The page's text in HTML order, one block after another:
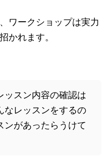
ワークショップは実力
かれます。
ッスン内容の確認は
なレッスンをするの
ンがあったらうけて